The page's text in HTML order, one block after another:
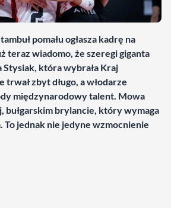
pomału ogłasza kadrę na
teraz wiadomo, że szeregi giganta
Stysiak, która wybrała Kraj
trwał zbyt długo, a włodarze
międzynarodowy talent. Mowa
bułgarskim brylancie, który wymaga
To jednak nie jedyne wzmocnienie